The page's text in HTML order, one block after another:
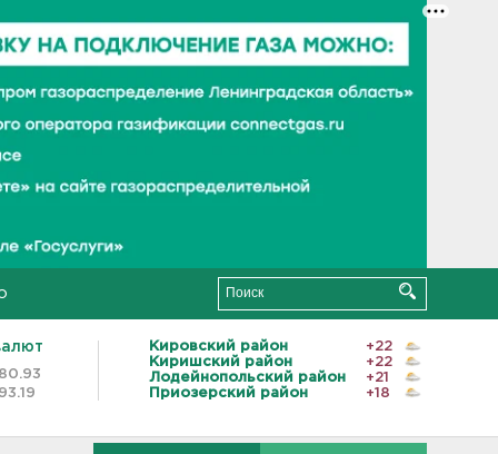
Кировский район
+22
Киришский район
+22
Лодейнопольский район
+21
Приозерский район
+18